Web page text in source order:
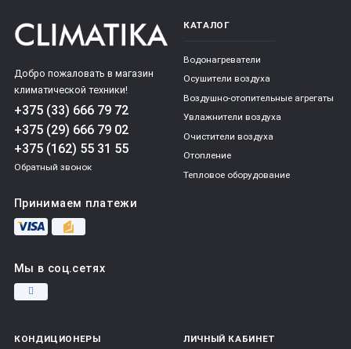
Добро пожаловать в магазин
климатической техники!
+375 (33) 666 79 72
+375 (29) 666 79 02
+375 (162) 55 31 55
Обратный звонок
Принимаем платежи
Мы в соц.сетях
КАТАЛОГ
Водонагреватели
Осушители воздуха
Воздушно-отопительные агрегаты
Увлажнители воздуха
Очистители воздуха
Отопление
Тепловое оборудование
КОНДИЦИОНЕРЫ ЛИЧНЫЙ КАБИНЕТ